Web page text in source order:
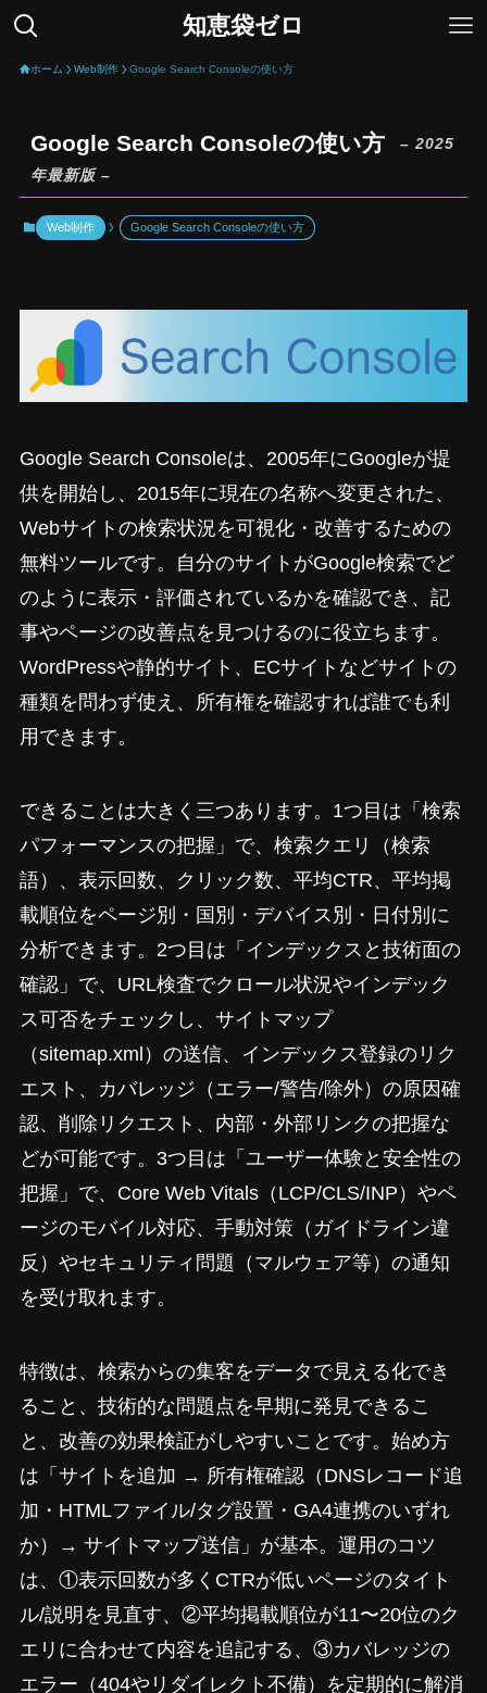
知恵袋ゼロ
ホーム Web制作 Google Search Consoleの使い方
Google Search Consoleの使い方
– 2025
年最新版 –
Web制作 Google Search Consoleの使い方
Google Search Consoleは、2005年にGoogleが提
供を開始し、2015年に現在の名称へ変更された、
Webサイトの検索状況を可視化・改善するための
無料ツールです。自分のサイトがGoogle検索でど
のように表示・評価されているかを確認でき、記
事やページの改善点を見つけるのに役立ちます。
WordPressや静的サイト、ECサイトなどサイトの
種類を問わず使え、所有権を確認すれば誰でも利
用できます。
できることは大きく三つあります。1つ目は「検索
パフォーマンスの把握」で、検索クエリ（検索
語）、表示回数、クリック数、平均CTR、平均掲
載順位をページ別・国別・デバイス別・日付別に
分析できます。2つ目は「インデックスと技術面の
確認」で、URL検査でクロール状況やインデック
ス可否をチェックし、サイトマップ
（sitemap.xml）の送信、インデックス登録のリク
エスト、カバレッジ（エラー/警告/除外）の原因確
認、削除リクエスト、内部・外部リンクの把握な
どが可能です。3つ目は「ユーザー体験と安全性の
把握」で、Core Web Vitals（LCP/CLS/INP）やペ
ージのモバイル対応、手動対策（ガイドライン違
反）やセキュリティ問題（マルウェア等）の通知
を受け取れます。
特徴は、検索からの集客をデータで見える化でき
ること、技術的な問題点を早期に発見できるこ
と、改善の効果検証がしやすいことです。始め方
は「サイトを追加 → 所有権確認（DNSレコード追
加・HTMLファイル/タグ設置・GA4連携のいずれ
か）→ サイトマップ送信」が基本。運用のコツ
は、①表示回数が多くCTRが低いページのタイト
ル/説明を見直す、②平均掲載順位が11〜20位のク
エリに合わせて内容を追記する、③カバレッジの
エラー（404やリダイレクト不備）を定期的に解消